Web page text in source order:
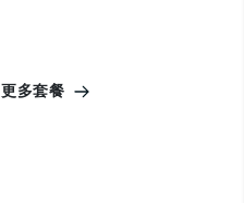
更多套餐